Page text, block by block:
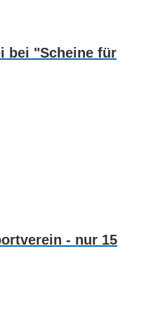
bei "Scheine für
- nur 15